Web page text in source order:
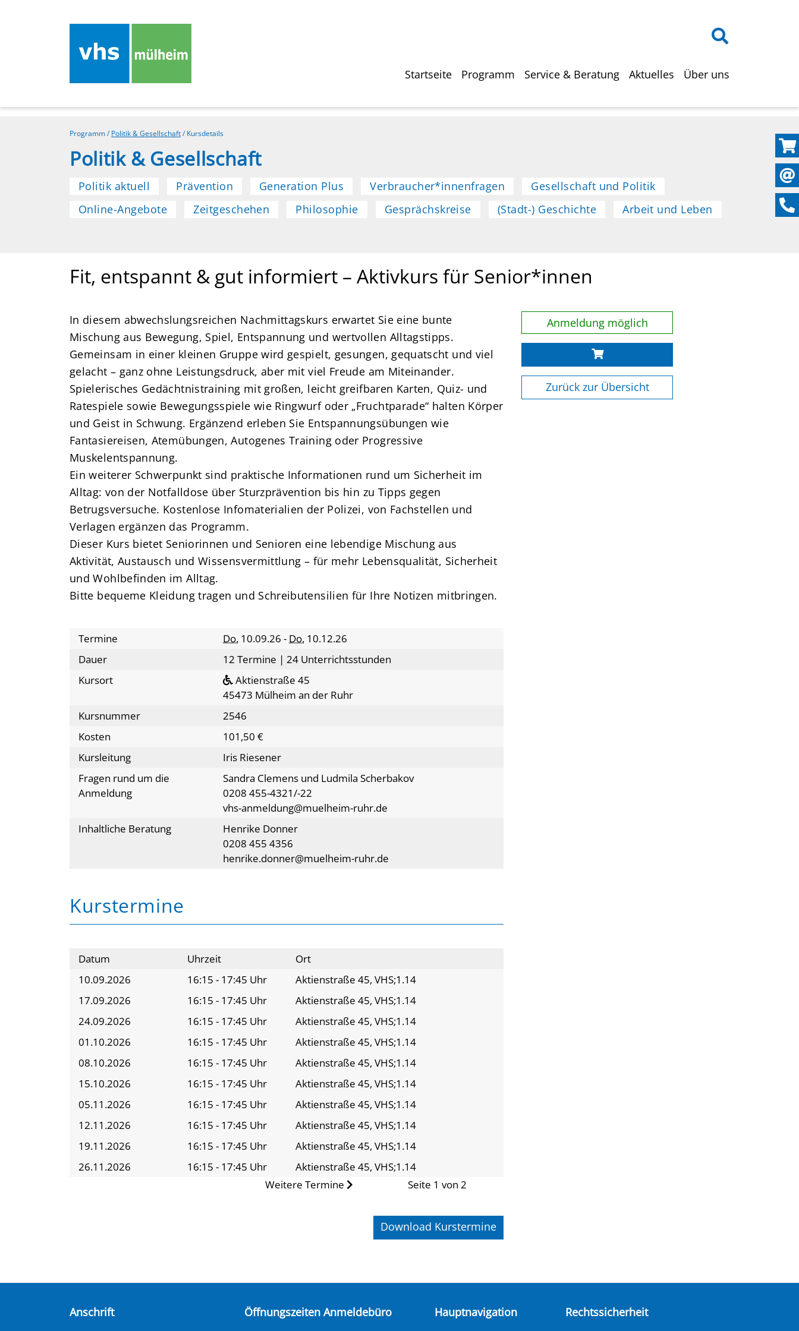
Hauptnavigation
Startseite Programm Service & Beratung Aktuelles Über uns
Programm/Politik & Gesellschaft/Kursdetails
Politik & Gesellschaft
Politik aktuell Prävention Generation Plus Verbraucher*innenfragen
Gesellschaft und Politik
Online-Angebote
Zeitgeschehen Philosophie Gesprächskreise (Stadt-) Geschichte Arbeit und Leben
Fit, entspannt & gut informiert – Aktivkurs für Senior*innen
In diesem abwechslungsreichen Nachmittagskurs erwartet Sie eine bunte
Mischung aus Bewegung, Spiel, Entspannung und wertvollen Alltagstipps.
Gemeinsam in einer kleinen Gruppe wird gespielt, gesungen, gequatscht und viel
gelacht – ganz ohne Leistungsdruck, aber mit viel Freude am Miteinander.
Spielerisches Gedächtnistraining mit großen, leicht greifbaren Karten, Quiz- und
Ratespiele sowie Bewegungsspiele wie Ringwurf oder „Fruchtparade“ halten Körper
und Geist in Schwung. Ergänzend erleben Sie Entspannungsübungen wie
Fantasiereisen, Atemübungen, Autogenes Training oder Progressive
Muskelentspannung.
Ein weiterer Schwerpunkt sind praktische Informationen rund um Sicherheit im
Alltag: von der Notfalldose über Sturzprävention bis hin zu Tipps gegen
Betrugsversuche. Kostenlose Infomaterialien der Polizei, von Fachstellen und
Verlagen ergänzen das Programm.
Dieser Kurs bietet Seniorinnen und Senioren eine lebendige Mischung aus
Aktivität, Austausch und Wissensvermittlung – für mehr Lebensqualität, Sicherheit
und Wohlbefinden im Alltag.
Bitte bequeme Kleidung tragen und Schreibutensilien für Ihre Notizen mitbringen.
Termine Do. 10.09.26 - Do. 10.12.26
Dauer
12 Termine | 24 Unterrichtsstunden
Kursort
Aktienstraße 45
45473 Mülheim an der Ruhr
Kursnummer
2546
Kosten
101,50 €
Kursleitung
Iris Riesener
Fragen rund um die
Anmeldung
Sandra Clemens und Ludmila Scherbakov
0208 455-4321/-22
vhs-anmeldung@muelheim-ruhr.de
Inhaltliche Beratung
Henrike Donner
0208 455 4356
henrike.donner@muelheim-ruhr.de
Kurstermine
Datum Uhrzeit
Ort
10.09.2026
16:15 - 17:45 Uhr
Aktienstraße 45, VHS;1.14
17.09.2026
16:15 - 17:45 Uhr
Aktienstraße 45, VHS;1.14
24.09.2026
16:15 - 17:45 Uhr
Aktienstraße 45, VHS;1.14
01.10.2026
16:15 - 17:45 Uhr
Aktienstraße 45, VHS;1.14
08.10.2026
16:15 - 17:45 Uhr
Aktienstraße 45, VHS;1.14
15.10.2026
16:15 - 17:45 Uhr
Aktienstraße 45, VHS;1.14
05.11.2026
16:15 - 17:45 Uhr
Aktienstraße 45, VHS;1.14
12.11.2026
16:15 - 17:45 Uhr
Aktienstraße 45, VHS;1.14
19.11.2026
16:15 - 17:45 Uhr
Aktienstraße 45, VHS;1.14
26.11.2026
16:15 - 17:45 Uhr
Aktienstraße 45, VHS;1.14
Weitere Termine
Seite 1 von 2
Download Kurstermine
Anmeldung möglich
Zurück zur Übersicht
Anschrift Öffnungszeiten Anmeldebüro Hauptnavigation Rechtssicherheit